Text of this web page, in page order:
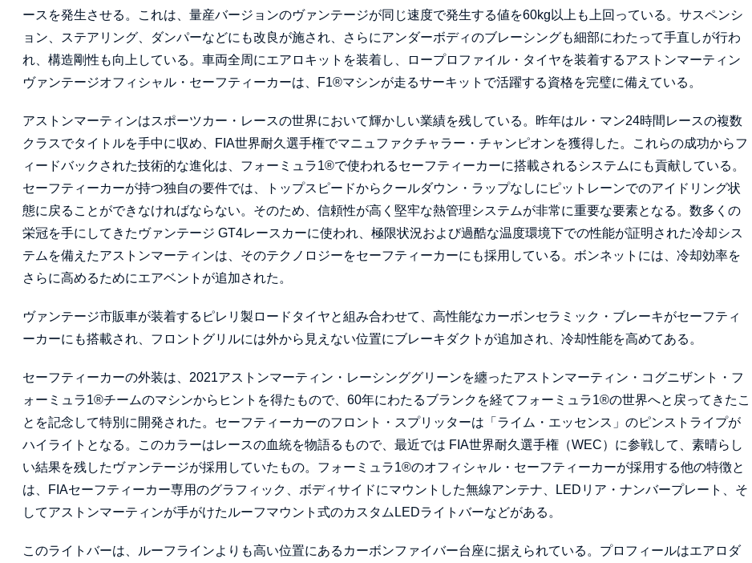
ースを発生させる。これは、量産バージョンのヴァンテージが同じ速度で発生する値を60kg以上も上回っている。サスペンシ
ョン、ステアリング、ダンパーなどにも改良が施され、さらにアンダーボディのブレーシングも細部にわたって手直しが行わ
れ、構造剛性も向上している。車両全周にエアロキットを装着し、ロープロファイル・タイヤを装着するアストンマーティン
ヴァンテージオフィシャル・セーフティーカーは、F1®マシンが走るサーキットで活躍する資格を完璧に備えている。
アストンマーティンはスポーツカー・レースの世界において輝かしい業績を残している。昨年はル・マン24時間レースの複数
クラスでタイトルを手中に収め、FIA世界耐久選手権でマニュファクチャラー・チャンピオンを獲得した。これらの成功からフ
ィードバックされた技術的な進化は、フォーミュラ1®で使われるセーフティーカーに搭載されるシステムにも貢献している。
セーフティーカーが持つ独自の要件では、トップスピードからクールダウン・ラップなしにピットレーンでのアイドリング状
態に戻ることができなければならない。そのため、信頼性が高く堅牢な熱管理システムが非常に重要な要素となる。数多くの
栄冠を手にしてきたヴァンテージ GT4レースカーに使われ、極限状況および過酷な温度環境下での性能が証明された冷却シス
テムを備えたアストンマーティンは、そのテクノロジーをセーフティーカーにも採用している。ボンネットには、冷却効率を
さらに高めるためにエアベントが追加された。
ヴァンテージ市販車が装着するピレリ製ロードタイヤと組み合わせて、高性能なカーボンセラミック・ブレーキがセーフティ
ーカーにも搭載され、フロントグリルには外から見えない位置にブレーキダクトが追加され、冷却性能を高めてある。
セーフティーカーの外装は、2021アストンマーティン・レーシンググリーンを纏ったアストンマーティン・コグニザント・フ
ォーミュラ1®チームのマシンからヒントを得たもので、60年にわたるブランクを経てフォーミュラ1®の世界へと戻ってきたこ
とを記念して特別に開発された。セーフティーカーのフロント・スプリッターは「ライム・エッセンス」のピンストライプが
ハイライトとなる。このカラーはレースの血統を物語るもので、最近では FIA世界耐久選手権（WEC）に参戦して、素晴らし
い結果を残したヴァンテージが採用していたもの。フォーミュラ1®のオフィシャル・セーフティーカーが採用する他の特徴と
は、FIAセーフティーカー専用のグラフィック、ボディサイドにマウントした無線アンテナ、LEDリア・ナンバープレート、そ
してアストンマーティンが手がけたルーフマウント式のカスタムLEDライトバーなどがある。
このライトバーは、ルーフラインよりも高い位置にあるカーボンファイバー台座に据えられている。プロフィールはエアロダ